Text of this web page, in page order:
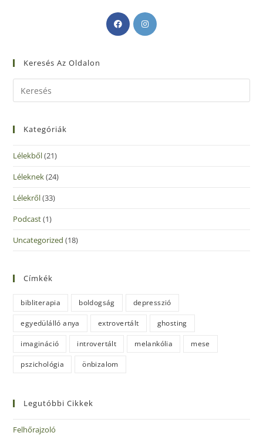
Keresés Az Oldalon
Kategóriák
Lélekből(21)
Léleknek(24)
Lélekről(33)
Podcast(1)
Uncategorized (18)
Címkék
bibliterapia boldogság depresszió
egyedülálló anya extrovertált ghosting
imagináció introvertált melankólia mese
pszichológia önbizalom
Legutóbbi Cikkek
Felhőrajzoló